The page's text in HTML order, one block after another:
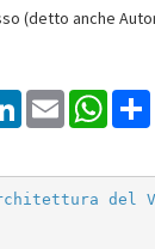
(detto anche
LinkedInEmail
del